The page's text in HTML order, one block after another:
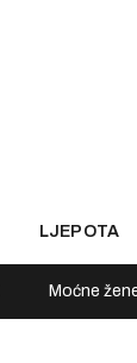
LJEPOTA
Moćne